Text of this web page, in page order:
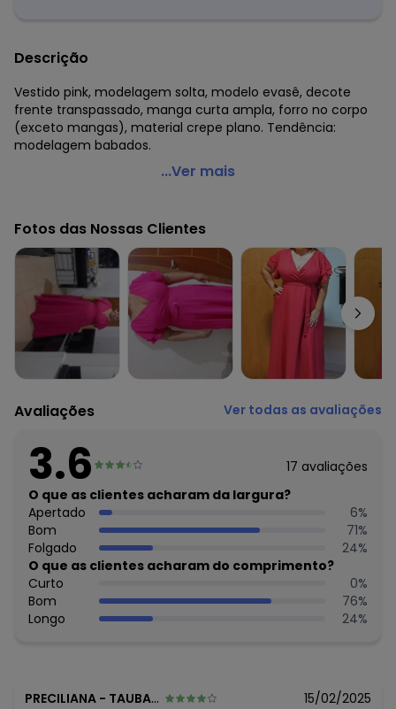
Descrição
Vestido pink, modelagem solta, modelo evasê, decote
frente transpassado, manga curta ampla, forro no corpo
(exceto mangas), material crepe plano. Tendência:
modelagem babados.
Quintess - Vestido Pink em Crepe Plano
Modelagem: Solta
Modelo: Evasê
Decote frente: Transpassado
Decote costas: Redondo
Comprimento da manga: Curta
Modelo da manga: Ampla
Complemento: Com fivela;
Forro: No corpo (exceto mangas)
Material: Crepe Plano
Estação: Ano Inteiro
Composição Material: 100% Poliéster
Histórico de preços
O preço apresentado abaixo é o menor oferecido em
algum dia do mês, para o menor tamanho disponível.
agosto/2026
N/D*
julho/2026 R$ 129,99
junho/2026 N/D*
maio/2026 R$ 109,99
abril/2026 N/D*
março/2026 R$ 149,99
fevereiro/2026 N/D*
...Ver mais
Fotos das Nossas Clientes
Avaliações Ver todas as avaliações
3.6 17 avaliações
O que as clientes acharam da largura?
Apertado
6%
Bom
71%
Folgado
24%
O que as clientes acharam do comprimento?
Curto
0%
Bom
76%
Longo
24%
PRECILIANA - TAUBATE - SP 15/02/2025